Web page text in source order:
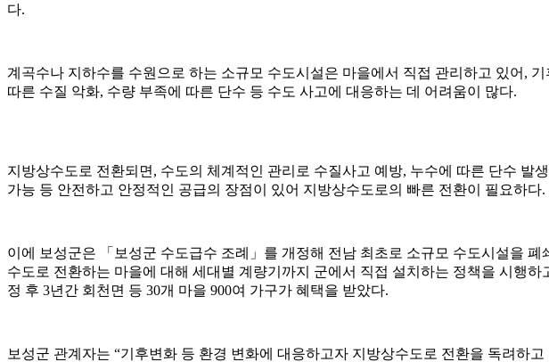
다.
계곡수나 지하수를 수원으로 하는 소규모 수도시설은 마을에서 직접 관리하고 있어, 기
따른 수질 악화, 수량 부족에 따른 단수 등 수도 사고에 대응하는 데 어려움이 많다.
지방상수도로 전환되면, 수도의 체계적인 관리로 수질사고 예방, 누수에 따른 단수 발
가능 등 안전하고 안정적인 공급의 장점이 있어 지방상수도로의 빠른 전환이 필요하다.
이에 보성군은 「보성군 수도급수 조례」를 개정해 전남 최초로 소규모 수도시설을 폐
수도로 전환하는 마을에 대해 세대별 계량기까지 군에서 직접 설치하는 정책을 시행하
정 후 3년간 회천면 등 30개 마을 900여 가구가 혜택을 받았다.
보성군 관계자는 “기후변화 등 환경 변화에 대응하고자 지방상수도로 전환을 독려하고